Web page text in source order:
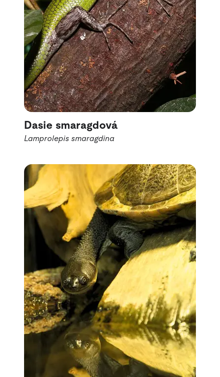
Dasie smaragdová
Lamprolepis smaragdina